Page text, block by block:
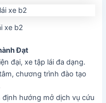
xe b2
Đạt
đại, xe tập lái đa dạng.
chương trình đào tạo
định hướng mở dịch vụ cứu